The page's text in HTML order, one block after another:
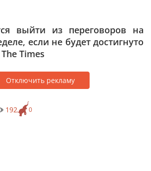
выйти из переговоров на
если не будет достигнуто
Times
Отключить рекламу
0
192